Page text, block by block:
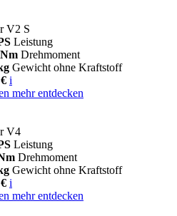
V2 S
Leistung
Drehmoment
Gewicht ohne Kraftstoff
i
mehr entdecken
V4
Leistung
Drehmoment
Gewicht ohne Kraftstoff
i
mehr entdecken